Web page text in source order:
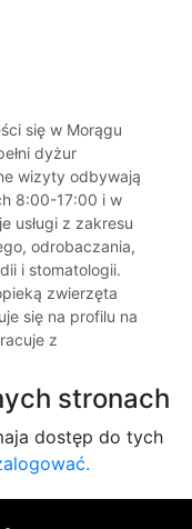
się w Morągu
dyżur
wizyty odbywają
8:00-17:00 i w
usługi z zakresu
odrobaczania,
i stomatologii.
zwierzęta
się na profilu na
z
stronach
dostęp do tych